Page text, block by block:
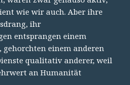
wie wir auch. Aber ihre
ihr
entsprangen einem
gehorchten einem anderen
qualitativ anderer, weil
an Humanität